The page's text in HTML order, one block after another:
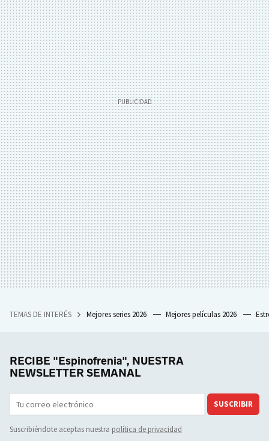
TEMAS DE INTERÉS Mejores series 2026 Mejores películas 2026
RECIBE "Espinofrenia", NUESTRA
NEWSLETTER SEMANAL
SUSCRIBIR
Suscribiéndote aceptas nuestra política de privacidad